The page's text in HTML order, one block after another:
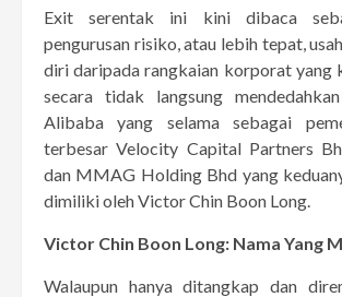
Exit serentak ini kini dibaca
pengurusan risiko, atau lebih tepat,
diri daripada rangkaian korporat yang
secara tidak langsung
Alibaba yang selama sebagai
terbesar Velocity Capital Partners
dan MMAG Holding Bhd yang
dimiliki oleh Victor Chin Boon Long.
Victor Chin Boon Long: Nama Yang
Walaupun hanya ditangkap dan